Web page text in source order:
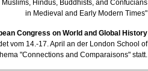
Hindus, Buddhists, and Confucians
in Medieval and Early Modern Times"
Congress on World and Global History
vom 14.-17. April an der London School of
"Connections and Comparaisons" statt.